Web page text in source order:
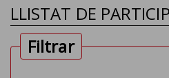
LLISTAT DE
Filtrar